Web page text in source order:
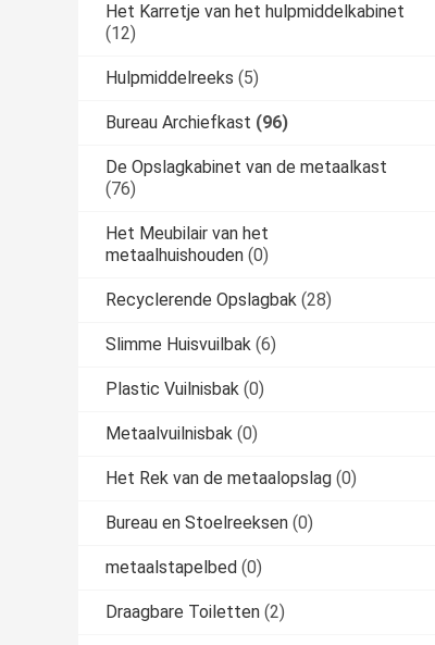
Het Karretje van het hulpmiddelkabinet
(12)
Hulpmiddelreeks (5)
Bureau Archiefkast (96)
De Opslagkabinet van de metaalkast
(76)
Het Meubilair van het
metaalhuishouden (0)
Recyclerende Opslagbak (28)
Slimme Huisvuilbak (6)
Plastic Vuilnisbak (0)
Metaalvuilnisbak (0)
Het Rek van de metaalopslag (0)
Bureau en Stoelreeksen (0)
metaalstapelbed (0)
Draagbare Toiletten (2)